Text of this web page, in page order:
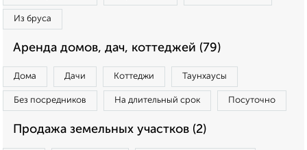
Из бруса
Аренда домов, дач, коттеджей (79)
Дома Дачи Коттеджи Таунхаусы
Без посредников На длительный срок Посуточно
Продажа земельных участков (2)